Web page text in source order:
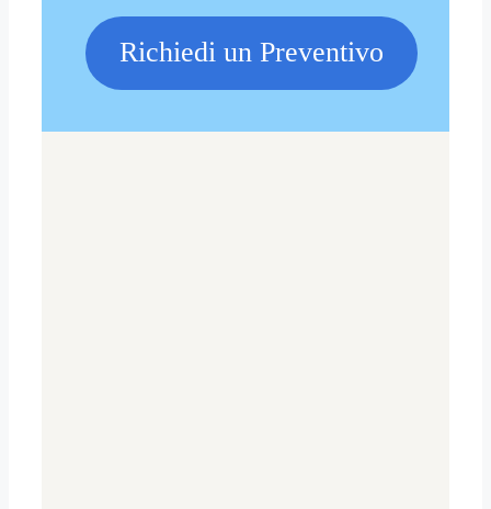
Richiedi un Preventivo